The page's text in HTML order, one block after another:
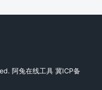
阿兔在线工具 冀ICP备